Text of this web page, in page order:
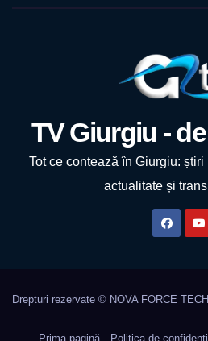
TV Giurgiu -
Tot ce contează în Giurgiu:
actualitate și
Prima pagină Politica de